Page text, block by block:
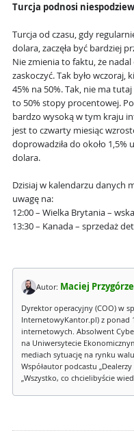
Turcja podnosi
Turcja od czasu, gdy
dolara, zaczęła być bardziej
Nie zmienia to faktu, że
zaskoczyć. Tak było
45% na 50%. Tak, nie ma
to 50% stopy procentowej.
bardzo wysoką w tym kraju
jest to czwarty miesiąc
doprowadziła do około
dolara.
Dzisiaj w kalendarzu danych
uwagę na:
12:00 – Wielka Brytania –
13:30 – Kanada – sprzedaż
Autor: Maciej
Dyrektor operacyjny (COO) w
InternetowyKantor.pl) z ponad
internetowych. Absolwent
na Uniwersytecie
mediach sytuację na rynku
Współautor podcastu
„Wszystko, co chcielibyście